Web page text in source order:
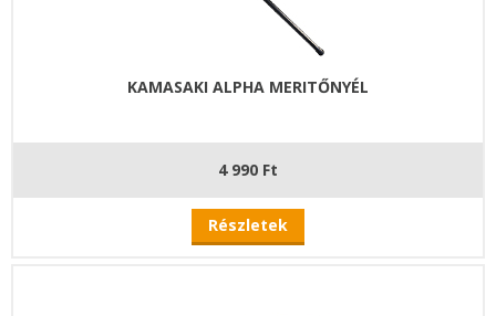
KAMASAKI ALPHA MERITŐNYÉL
4 990 Ft
Részletek